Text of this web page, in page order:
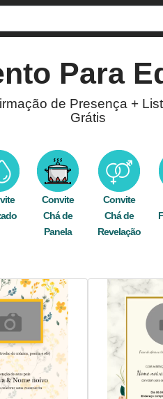
Para
de Presença +
Grátis
está disponível
Facebook, e-
adulto,comemoração,
Convite
Chá de
Panela
Convite
Chá de
Revelação